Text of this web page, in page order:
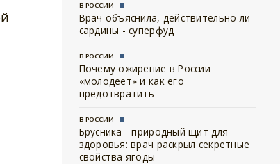
В РОССИИ
Врач объяснила, действительно ли
сардины - суперфуд
В РОССИИ
Почему ожирение в России
«молодеет» и как его
предотвратить
В РОССИИ
Брусника - природный щит для
здоровья: врач раскрыл секретные
свойства ягоды